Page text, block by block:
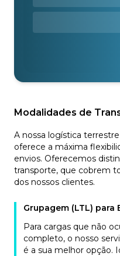
Modalidades de
A nossa logística
oferece a máxima
envios. Oferecemos
transporte, que cobrem
dos nossos clientes.
Grupagem (LTL) para
Para cargas que não
completo, o nosso
é a sua melhor opção.